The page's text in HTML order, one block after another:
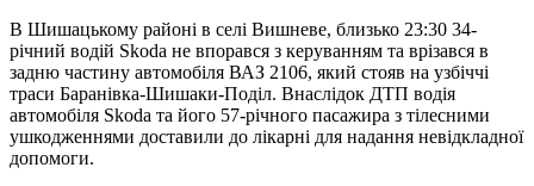
В Шишацькому районі в селі Вишневе, близько 23:30 34-
річний водій Skoda не впорався з керуванням та врізався в
задню частину автомобіля ВАЗ 2106, який стояв на узбіччі
траси Баранівка-Шишаки-Поділ. Внаслідок ДТП водія
автомобіля Skoda та його 57-річного пасажира з тілесними
ушкодженнями доставили до лікарні для надання невідкладної
допомоги.